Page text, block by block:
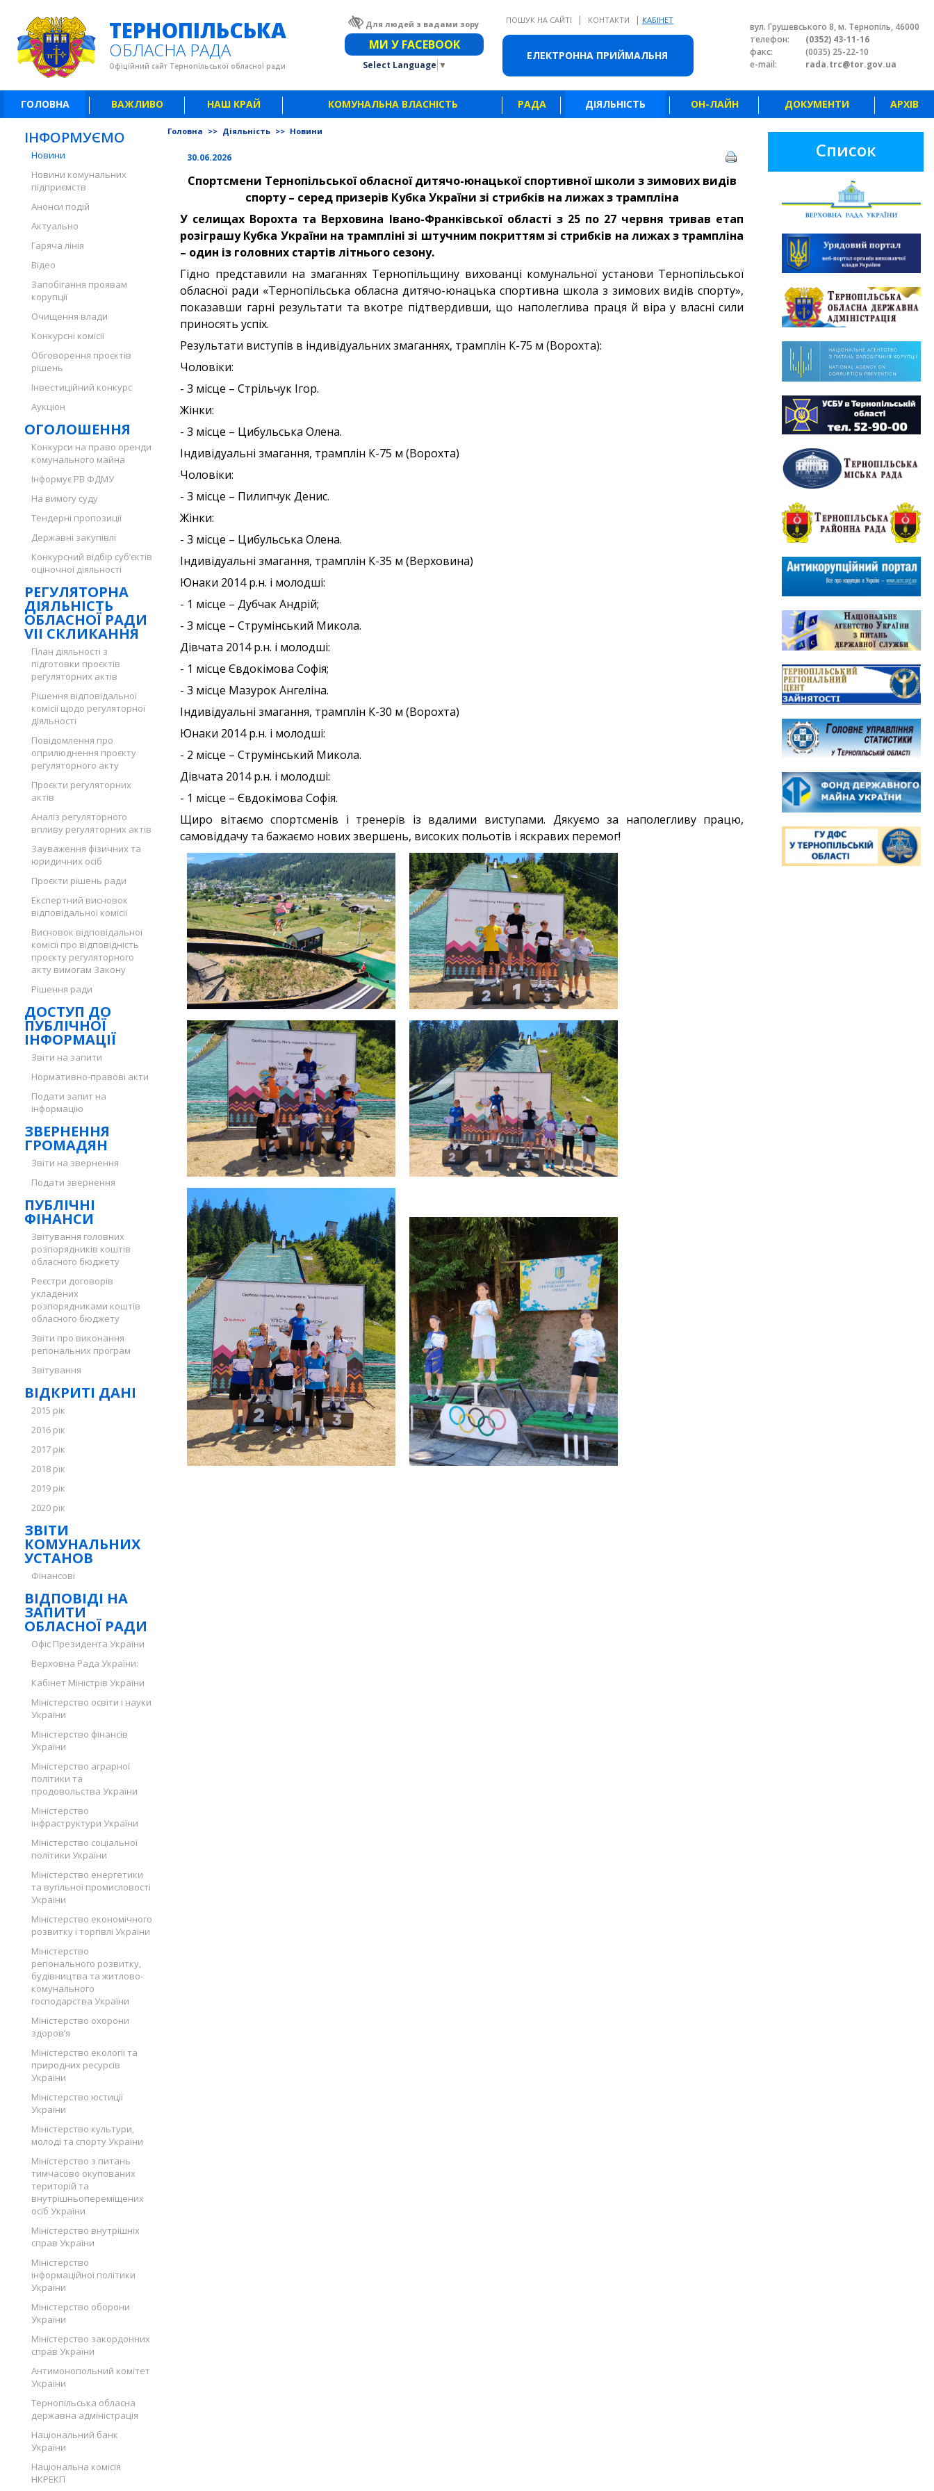
ЕЛЕКТРОННА ПРИЙМАЛЬНЯ
ТЕРНОПІЛЬСЬКА
ОБЛАСНА РАДА
Офіційний сайт Тернопільської обласної ради
Для людей з вадами зору Звичайна версія сайту
МИ У FACEBOOK
Select Language ▼
ПОШУК НА САЙТІ | КОНТАКТИ | КАБІНЕТ
вул. Грушевського 8, м. Тернопіль, 46000
телефон:
(0352) 43-11-16
факс:
(0035) 25-22-10
e-mail:
rada.trc@tor.gov.ua
ГОЛОВНА ВАЖЛИВО НАШ КРАЙ КОМУНАЛЬНА ВЛАСНІСТЬ РАДА ДІЯЛЬНІСТЬ ОН-ЛАЙН ДОКУМЕНТИ АРХІВ
ІНФОРМУЄМО
Новини
Новини комунальних
підприємств
Анонси подій
Актуально
Гаряча лінія
Відео
Запобігання проявам
корупції
Очищення влади
Конкурсні комісії
Обговорення проєктів
рішень
Інвестиційний конкурс
Аукціон
ОГОЛОШЕННЯ
Конкурси на право оренди
комунального майна
Інформує РВ ФДМУ
На вимогу суду
Тендерні пропозиції
Державні закупівлі
Конкурсний відбір суб’єктів
оціночної діяльності
РЕГУЛЯТОРНА
ДІЯЛЬНІСТЬ
ОБЛАСНОЇ РАДИ
VII СКЛИКАННЯ
План діяльності з
підготовки проєктів
регуляторних актів
Рішення відповідальної
комісії щодо регуляторної
діяльності
Повідомлення про
оприлюднення проєкту
регуляторного акту
Проєкти регуляторних
актів
Аналіз регуляторного
впливу регуляторних актів
Зауваження фізичних та
юридичних осіб
Проєкти рішень ради
Експертний висновок
відповідальної комісії
Висновок відповідальної
комісії про відповідність
проєкту регуляторного
акту вимогам Закону
Рішення ради
ДОСТУП ДО
ПУБЛІЧНОЇ
ІНФОРМАЦІЇ
Звіти на запити
Нормативно-правові акти
Подати запит на
інформацію
ЗВЕРНЕННЯ
ГРОМАДЯН
Звіти на звернення
Подати звернення
ПУБЛІЧНІ
ФІНАНСИ
Звітування головних
розпорядників коштів
обласного бюджету
Реєстри договорів
укладених
розпорядниками коштів
обласного бюджету
Звіти про виконання
регіональних програм
Звітування
ВІДКРИТІ ДАНІ
2015 рік
2016 рік
2017 рік
2018 рік
2019 рік
2020 рік
ЗВІТИ
КОМУНАЛЬНИХ
УСТАНОВ
Фінансові
ВІДПОВІДІ НА
ЗАПИТИ
ОБЛАСНОЇ РАДИ
Офіс Президента України
Верховна Рада України:
Кабінет Міністрів України
Міністерство освіти і науки
України
Міністерство фінансів
України
Міністерство аграрної
політики та
продовольства України
Міністерство
інфраструктури України
Міністерство соціальної
політики України
Міністерство енергетики
та вугільної промисловості
України
Міністерство економічного
розвитку і торгівлі України
Міністерство
регіонального розвитку,
будівництва та житлово-
комунального
господарства України
Міністерство охорони
здоров’я
Міністерство екології та
природних ресурсів
України
Міністерство юстиції
України
Міністерство культури,
молоді та спорту України
Міністерство з питань
тимчасово окупованих
територій та
внутрішньопереміщених
осіб України
Міністерство внутрішніх
справ України
Міністерство
інформаційної політики
України
Міністерство оборони
України
Міністерство закордонних
справ України
Антимонопольний комітет
України
Тернопільська обласна
державна адміністрація
Національний банк
України
Національна комісія
НКРЕКП
Головна >> Діяльність >> Новини
30.06.2026
Спортсмени Тернопільської обласної дитячо-юнацької спортивної школи з зимових видів
спорту – серед призерів Кубка України зі стрибків на лижах з трампліна
У селищах Ворохта та Верховина Івано-Франківської області з 25 по 27 червня тривав етап
розіграшу Кубка України на трампліні зі штучним покриттям зі стрибків на лижах з трампліна
– один із головних стартів літнього сезону.
Гідно представили на змаганнях Тернопільщину вихованці комунальної установи Тернопільської
обласної ради «Тернопільська обласна дитячо-юнацька спортивна школа з зимових видів спорту»,
показавши гарні результати та вкотре підтвердивши, що наполеглива праця й віра у власні сили
приносять успіх.
Результати виступів в індивідуальних змаганнях, трамплін К-75 м (Ворохта):
Чоловіки:
- 3 місце – Стрільчук Ігор.
Жінки:
- 3 місце – Цибульська Олена.
Індивідуальні змагання, трамплін К-75 м (Ворохта)
Чоловіки:
- 3 місце – Пилипчук Денис.
Жінки:
- 3 місце – Цибульська Олена.
Індивідуальні змагання, трамплін К-35 м (Верховина)
Юнаки 2014 р.н. і молодші:
- 1 місце – Дубчак Андрій;
- 3 місце – Струмінський Микола.
Дівчата 2014 р.н. і молодші:
- 1 місце Євдокімова Софія;
- 3 місце Мазурок Ангеліна.
Індивідуальні змагання, трамплін К-30 м (Ворохта)
Юнаки 2014 р.н. і молодші:
- 2 місце – Струмінський Микола.
Дівчата 2014 р.н. і молодші:
- 1 місце – Євдокімова Софія.
Щиро вітаємо спортсменів і тренерів із вдалими виступами. Дякуємо за наполегливу працю,
самовіддачу та бажаємо нових звершень, високих польотів і яскравих перемог!
Список